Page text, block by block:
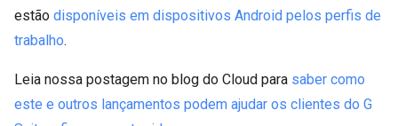
estão disponíveis em dispositivos Android pelos perfis de
trabalho.
Leia nossa postagem no blog do Cloud para saber como
este e outros lançamentos podem ajudar os clientes do G